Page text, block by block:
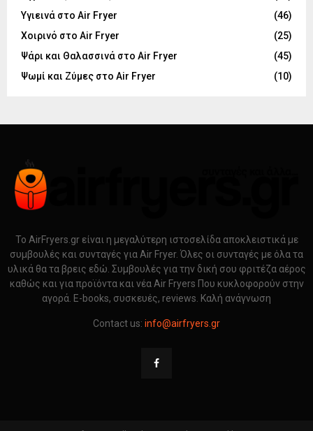
Υγιεινά στο Air Fryer
(46)
Χοιρινό στο Air Fryer
(25)
Ψάρι και Θαλασσινά στο Air Fryer
(45)
Ψωμί και Ζύμες στο Air Fryer
(10)
Το AirFryers.gr είναι η μεγαλύτερη ιστοσελίδα αποκλειστικά με
συμβουλές και συνταγές για Air Fryer. Όλες οι συνταγές με όλα τα
υλικά θα τα βρεις εδώ. Συμβουλές για την δική σου φριτέζα αέρος
καθώς και για προϊόντα και νέα Air Fryers Που κυκλοφορούν στην
αγορά. E-books, συσκευές, reviews. Καλή ανάγνωση
Contact us: info@airfryers.gr